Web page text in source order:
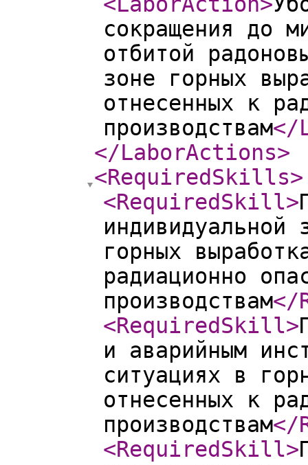
сокращения до
отбитой
зоне горных
отнесенных к
производствам</
</LaborActions>
<RequiredSkills>
<RequiredSkill>
индивидуальной
горных
радиационно
производствам</
<RequiredSkill>
и аварийным
ситуациях в
отнесенных к
производствам</
<RequiredSkill>